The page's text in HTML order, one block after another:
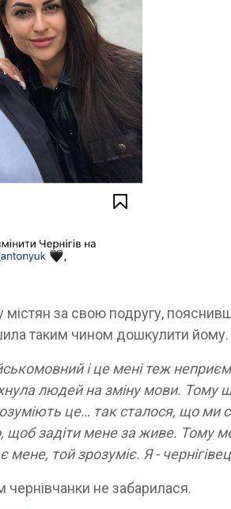
за свою подругу,
таким чином дошкулити йому.
і це мені теж
людей на зміну мови. Тому
це… так сталося, що ми
щоб задіти мене за живе. Тому
мене, той зрозуміє. Я -
чернівчанки не забарилася.